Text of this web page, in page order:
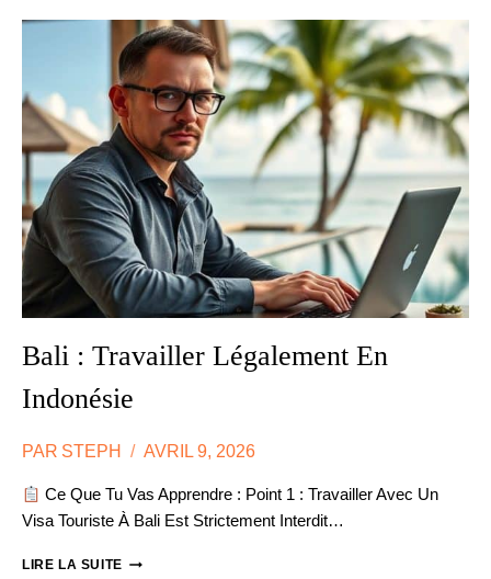
CE
QUE
VOUS
DEVEZ
SAVOIR
AVANT
DE
PARTIR
Bali : Travailler Légalement En
Indonésie
PAR STEPH AVRIL 9, 2026
Ce Que Tu Vas Apprendre : Point 1 : Travailler Avec Un
Visa Touriste À Bali Est Strictement Interdit…
LIRE LA SUITEBALI